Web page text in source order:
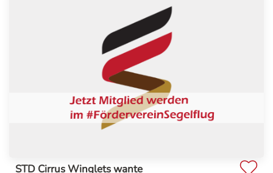
STD Cirrus Winglets wante